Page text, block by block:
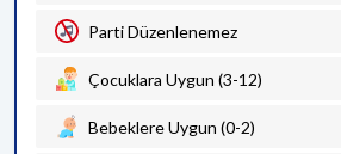
Parti Düzenlenemez
Çocuklara Uygun (3-12)
Bebeklere Uygun (0-2)